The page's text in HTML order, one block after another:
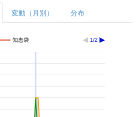
変動（月別） 分布
知恵袋 1/2